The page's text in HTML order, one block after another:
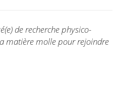
de recherche physico-
matière molle pour rejoindre